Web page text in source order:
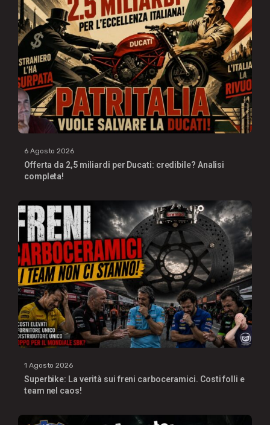
6 Agosto 2026
Offerta da 2,5 miliardi per Ducati: credibile? Analisi
completa!
1 Agosto 2026
Superbike: La verità sui freni carboceramici. Costi folli e
team nel caos!